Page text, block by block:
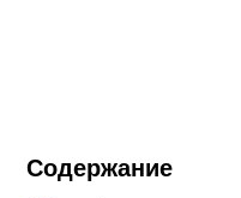
Содержание